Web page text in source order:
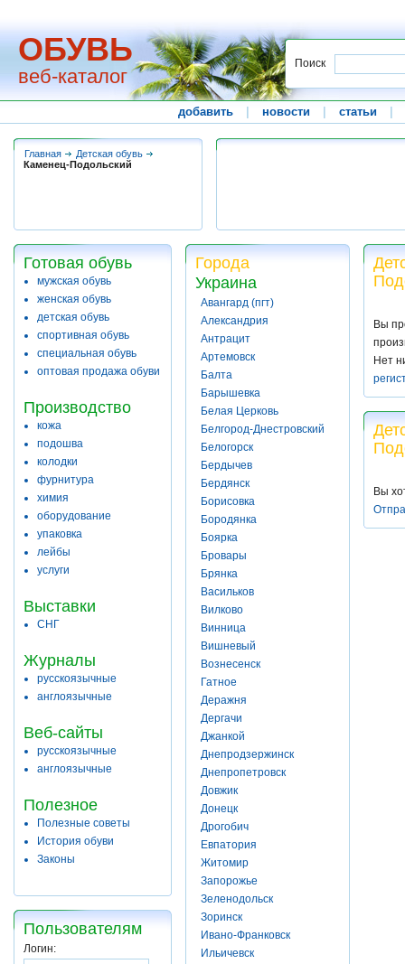
ОБУВЬ
веб-каталог
Поиск
добавить новости статьи
Главная
Детская обувь
Каменец-Подольский
Готовая обувь
мужская обувь
женская обувь
детская обувь
спортивная обувь
специальная обувь
оптовая продажа обуви
Производство
кожа
подошва
колодки
фурнитура
химия
оборудование
упаковка
лейбы
услуги
Выставки
СНГ
Журналы
русскоязычные
англоязычные
Веб-сайты
русскоязычные
англоязычные
Полезное
Полезные советы
История обуви
Законы
Пользователям
Логин:
Города
Украина
Авангард (пгт)
Александрия
Антрацит
Артемовск
Балта
Барышевка
Белая Церковь
Белгород-Днестровский
Белогорск
Бердычев
Бердянск
Борисовка
Бородянка
Боярка
Бровары
Брянка
Васильков
Вилково
Винница
Вишневый
Вознесенск
Гатное
Деражня
Дергачи
Джанкой
Днепродзержинск
Днепропетровск
Довжик
Донецк
Дрогобич
Евпатория
Житомир
Запорожье
Зеленодольск
Зоринск
Ивано-Франковск
Ильичевск
Вы
Нет
Вы